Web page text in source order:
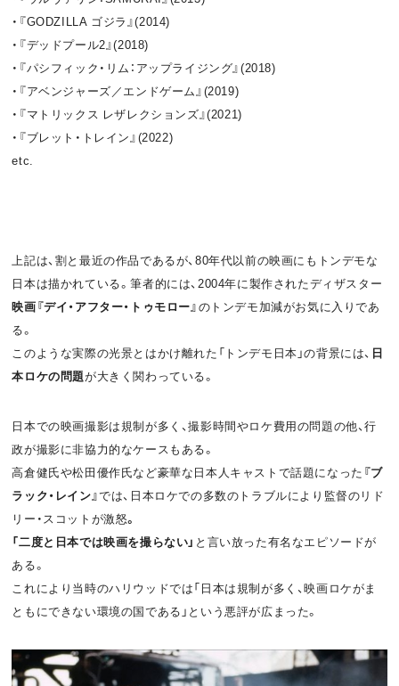
・『GODZILLA ゴジラ』(2014)
・『デッドプール2』(2018)
・『パシフィック・リム：アップライジング』(2018)
・『アベンジャーズ／エンドゲーム』(2019)
・『マトリックス レザレクションズ』(2021)
・『ブレット・トレイン』(2022)
etc.
上記は、割と最近の作品であるが、80年代以前の映画にもトンデモな
日本は描かれている。筆者的には、2004年に製作されたディザスター
映画『デイ・アフター・トゥモロー』のトンデモ加減がお気に入りであ
る。
このような実際の光景とはかけ離れた「トンデモ日本」の背景には、 日
本ロケの問題が大きく関わっている。
日本での映画撮影は規制が多く、撮影時間やロケ費用の問題の他、行
政が撮影に非協力的なケースもある。
高倉健氏や松田優作氏など豪華な日本人キャストで話題になった 『ブ
ラック・レイン』では、日本ロケでの多数のトラブルにより監督のリド
リー・スコットが激怒。
「二度と日本では映画を撮らない」 と言い放った有名なエピソードが
ある。
これにより当時のハリウッドでは「日本は規制が多く、映画ロケがま
ともにできない環境の国である」という悪評が広まった。